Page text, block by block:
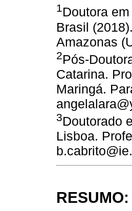
1Doutora
Brasil
Amazonas
2Pós-
Catarina.
Maringá.
3Doutorado
Lisboa.
RESUMO: